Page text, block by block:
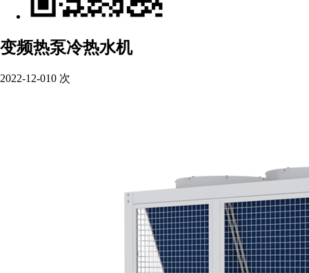
变频热泵冷热水机
2022-12-010 次